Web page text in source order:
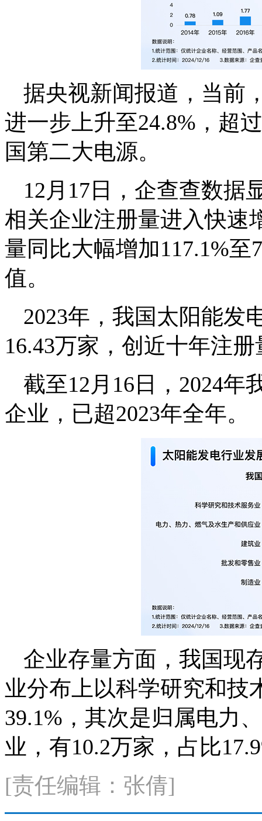
据央视新闻报道，当前
进一步上升至24.8%，超
国第二大电源。
12月17日，企查查数据
相关企业注册量进入快速
量同比大幅增加117.1%
值。
2023年，我国太阳能发
16.43万家，创近十年注
截至12月16日，2024年
企业，已超2023年全年。
企业存量方面，我国现
业分布上以科学研究和技
39.1%，其次是归属电力
业，有10.2万家，占比
[责任编辑：张倩]